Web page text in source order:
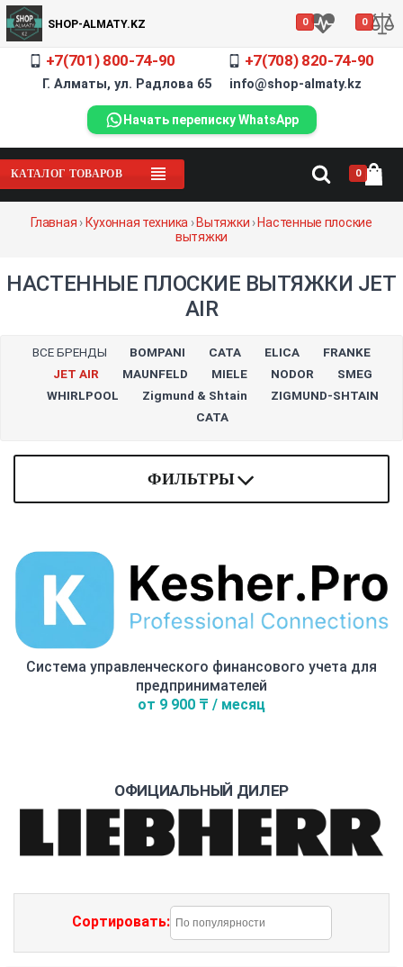
SHOP-ALMATY.KZ 0 0
+7(701) 800-74-90 +7(708) 820-74-90
Г. Алматы, ул. Радлова 65 info@shop-almaty.kz
Начать переписку WhatsApp
КАТАЛОГ ТОВАРОВ 0
Главная › Кухонная техника ›Вытяжки ›Настенные плоские
вытяжки
НАСТЕННЫЕ ПЛОСКИЕ ВЫТЯЖКИ JET
AIR
ВСЕ БРЕНДЫ BOMPANI CATA ELICA
FRANKE
JET AIR
MAUNFELD MIELE NODOR
SMEG
WHIRLPOOL
Zigmund & Shtain
ZIGMUND-SHTAIN
СATA
ФИЛЬТРЫ
Система управленческого финансового учета для
предпринимателей
от 9 900 ₸ / месяц
ОФИЦИАЛЬНЫЙ ДИЛЕР
Сортировать: